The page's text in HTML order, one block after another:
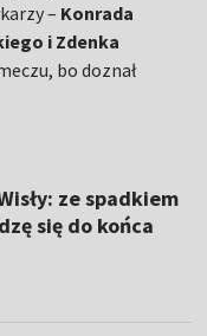
– Konrada
i Zdenka
bo doznał
ze spadkiem
się do końca